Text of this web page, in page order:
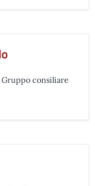
consiliare